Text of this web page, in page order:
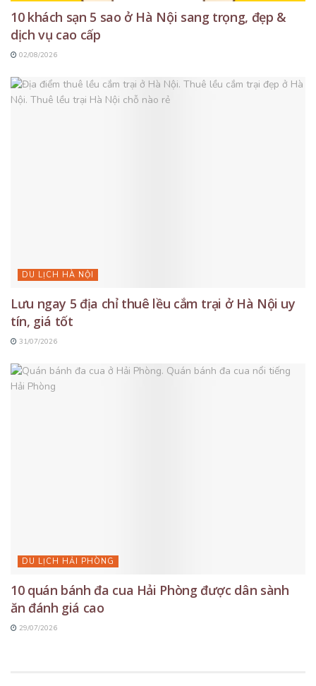
10 khách sạn 5 sao ở Hà Nội sang trọng, đẹp &
dịch vụ cao cấp
02/08/2026
DU LỊCH HÀ NỘI
Lưu ngay 5 địa chỉ thuê lều cắm trại ở Hà Nội uy
tín, giá tốt
31/07/2026
DU LỊCH HẢI PHÒNG
10 quán bánh đa cua Hải Phòng được dân sành
ăn đánh giá cao
29/07/2026